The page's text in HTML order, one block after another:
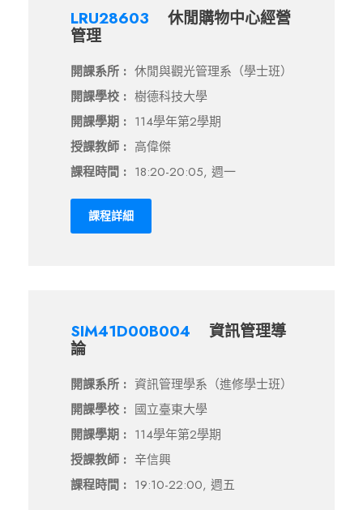
LRU28603
休閒購物中心經營
管理
開課系所 : 休閒與觀光管理系（學士班）
開課學校 : 樹德科技大學
開課學期 : 114學年第2學期
授課教師 : 高偉傑
課程時間 : 18:20-20:05, 週一
課程詳細
SIM41D00B004
資訊管理導
論
開課系所 : 資訊管理學系（進修學士班）
開課學校 : 國立臺東大學
開課學期 : 114學年第2學期
授課教師 : 辛信興
課程時間 : 19:10-22:00, 週五